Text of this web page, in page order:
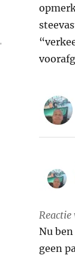
Nu
geen
,